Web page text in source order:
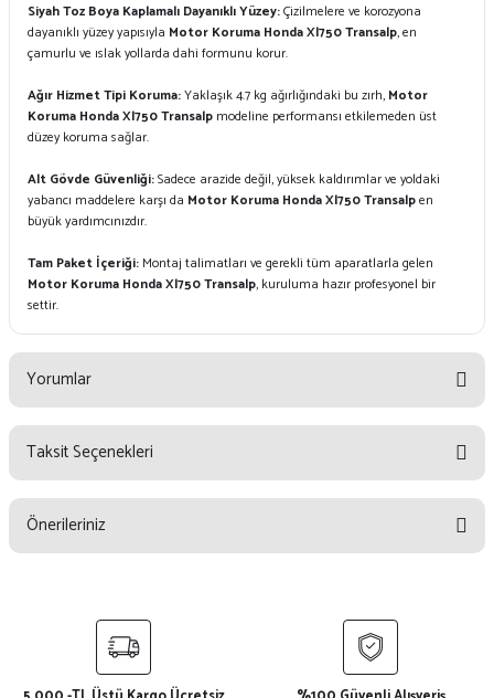
Siyah Toz Boya Kaplamalı Dayanıklı Yüzey:Çizilmelere ve korozyona
dayanıklı yüzey yapısıyla Motor Koruma Honda Xl750 Transalp, en
çamurlu ve ıslak yollarda dahi formunu korur.
Ağır Hizmet Tipi Koruma:Yaklaşık 4.7 kg ağırlığındaki bu zırh, Motor
Koruma Honda Xl750 Transalp modeline performansı etkilemeden üst
düzey koruma sağlar.
Alt Gövde Güvenliği:Sadece arazide değil, yüksek kaldırımlar ve yoldaki
yabancı maddelere karşı da Motor Koruma Honda Xl750 Transalpen
büyük yardımcınızdır.
Tam Paket İçeriği: Montaj talimatları ve gerekli tüm aparatlarla gelen
Motor Koruma Honda Xl750 Transalp, kuruluma hazır profesyonel bir
settir.
Yorumlar
Yorum Yaz
Taksit Seçenekleri
Önerileriniz
yetersiz gördüğünüz noktaları öneri formunu kullanarak tarafımıza
Görüş ve önerileriniz için teşekkür ederiz.